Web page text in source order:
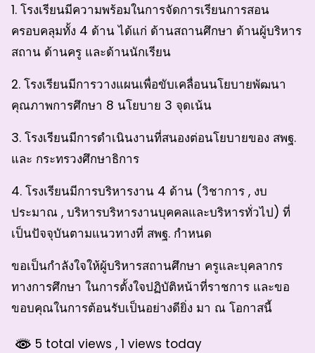
1. โรงเรียนมีความพร้อมในการจัดการเรียนการสอน
ครอบคลุมทั้ง 4 ด้าน ได้แก่ ด้านสถานศึกษา ด้านผู้บริหาร
สถาน ด้านครู และด้านนักเรียน
2. โรงเรียนมีการวางแผนเพื่อขับเคลื่อนนโยบายพัฒนา
คุณภาพการศึกษา 8 นโยบาย 3 จุดเน้น
3. โรงเรียนมีการดำเนินงานที่สนองต่อนโยบายของ สพฐ.
และ กระทรวงศึกษาธิการ
4. โรงเรียนมีการบริหารงาน 4 ด้าน (วิชาการ , งบ
ประมาณ , บริหารบริหารงานบุคคลและบริหารทั่วไป) ที่
เป็นปัจจุบันตามแนวทางที่ สพฐ. กำหนด
ขอเป็นกำลังใจให้ผู้บริหารสถานศึกษา ครูและบุคลากร
ทางการศึกษา ในการตั้งใจปฏิบัติหน้าที่ราชการ และขอ
ขอบคุณในการต้อนรับเป็นอย่างดียิ่ง มา ณ โอกาสนี้
5 total views , 1 views today